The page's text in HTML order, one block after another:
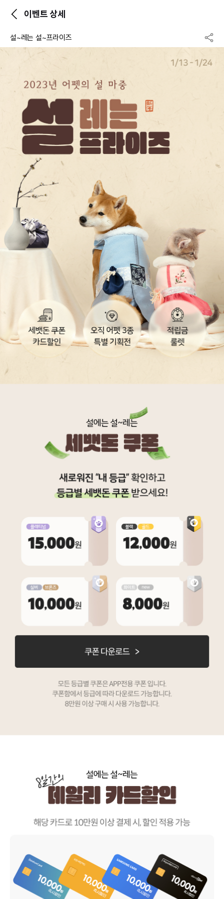
이벤트 상세
설~레는 설~프라이즈